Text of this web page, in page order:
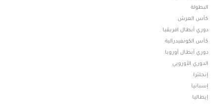
البطولة
كأس العرش
دوري أبطال افريقيا
كأس الكونفيدرالية
دوري أبطال أوروبا
الدوري الأوروبي
إنجلترا
إسبانيا
إيطاليا